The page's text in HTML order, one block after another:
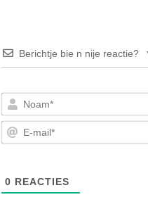
Berichtje bie n nije reactie?
0 REACTIES